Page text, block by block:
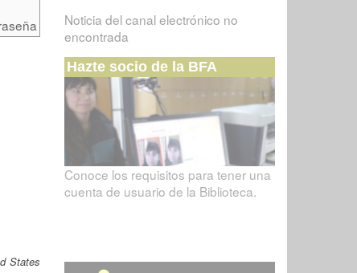
States
Noticia del canal electrónico no
encontrada
Hazte socio de la BFA
Conoce los requisitos para tener una
cuenta de usuario de la Biblioteca.